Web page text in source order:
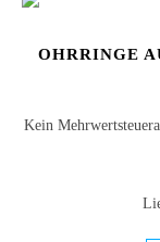
OHRRINGE
Kein